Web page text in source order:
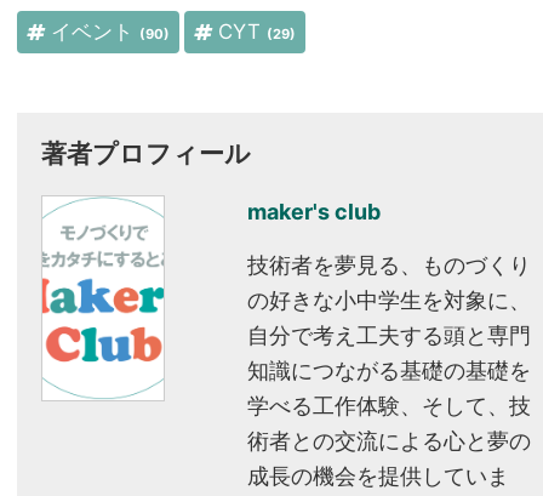
イベント (90) CYT (29)
著者プロフィール
maker's club
技術者を夢見る、ものづくり
の好きな小中学生を対象に、
自分で考え工夫する頭と専門
知識につながる基礎の基礎を
学べる工作体験、そして、技
術者との交流による心と夢の
成長の機会を提供していま